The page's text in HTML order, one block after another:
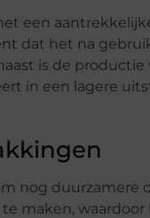
een
dat het na
is de
in een lagere
nog
maken,